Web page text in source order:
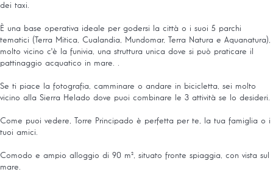
dei taxi.
È una base operativa ideale per godersi la città o i suoi 5 parchi
tematici (Terra Mitica, Cualandia, Mundomar, Terra Natura e Aquanatura),
molto vicino c'è la funivia, una struttura unica dove si può praticare il
pattinaggio acquatico in mare. .
Se ti piace la fotografia, camminare o andare in bicicletta, sei molto
vicino alla Sierra Helado dove puoi combinare le 3 attività se lo desideri.
Come puoi vedere, Torre Principado è perfetta per te, la tua famiglia o i
tuoi amici.
Comodo e ampio alloggio di 90 m², situato fronte spiaggia, con vista sul
mare.